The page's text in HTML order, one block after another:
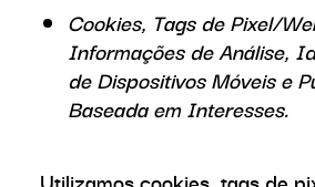
Cookies, Tags de Pixel/
Informações de Análise,
de Dispositivos Móveis e
Baseada em Interesses.